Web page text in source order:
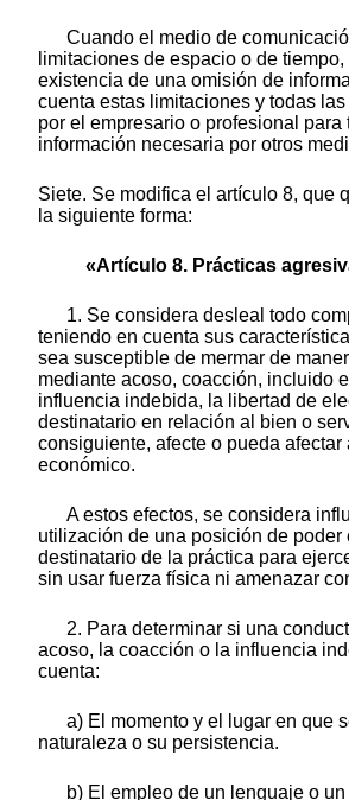
Cuando el medio de
limitaciones de espacio o de
existencia de una omisión de
cuenta estas limitaciones y todas
por el empresario o profesional para
información necesaria por otros
Siete. Se modifica el artículo 8, que
la siguiente forma:
«Artículo 8. Prácticas
1. Se considera desleal todo
teniendo en cuenta sus
sea susceptible de mermar de
mediante acoso, coacción, incluido
influencia indebida, la libertad de
destinatario en relación al bien o
consiguiente, afecte o pueda afectar
económico.
A estos efectos, se considera
utilización de una posición de poder
destinatario de la práctica para
sin usar fuerza física ni amenazar
2. Para determinar si una
acoso, la coacción o la influencia
cuenta:
a) El momento y el lugar en que
naturaleza o su persistencia.
b) El empleo de un lenguaje o